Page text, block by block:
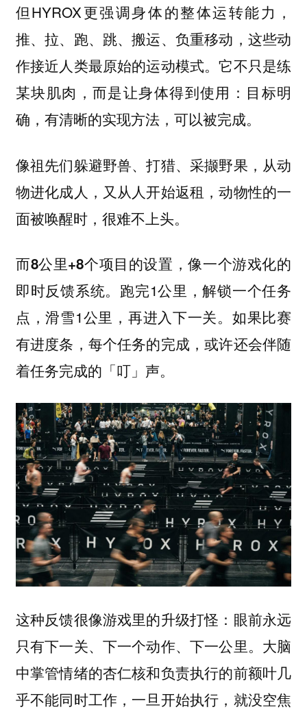
但HYROX更强调身体的整体运转能力，
推、拉、跑、跳、搬运、负重移动，这些动
作接近人类最原始的运动模式。它不只是练
某块肌肉，而是让身体得到使用：目标明
确，有清晰的实现方法，可以被完成。
像祖先们躲避野兽、打猎、采撷野果，从动
物进化成人，又从人开始返租，动物性的一
面被唤醒时，很难不上头。
而8公里+8个项目的设置，像一个游戏化的
即时反馈系统。 跑完1公里，解锁一个任务
点，滑雪1公里，再进入下一关。如果比赛
有进度条，每个任务的完成，或许还会伴随
着任务完成的「叮」声。
这种反馈很像游戏里的升级打怪：眼前永远
只有下一关、下一个动作、下一公里。大脑
中掌管情绪的杏仁核和负责执行的前额叶几
乎不能同时工作，一旦开始执行，就没空焦